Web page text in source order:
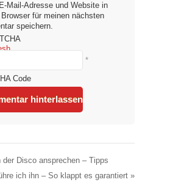
Mail-Adresse und Website in
für meinen nächsten
speichern.
Code
*
Disco ansprechen – Tipps
ich ihn – So klappt es garantiert »